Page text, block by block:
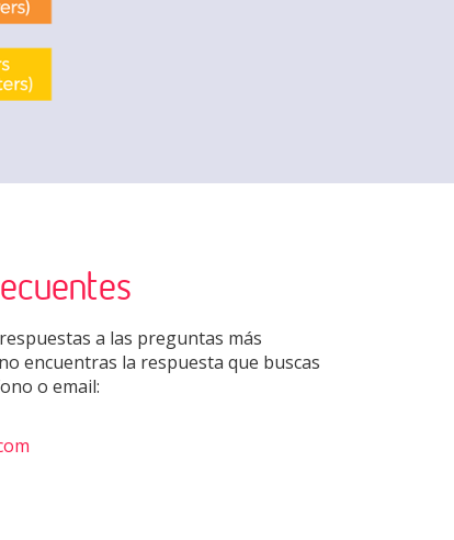
a las preguntas más
encuentras la respuesta que buscas
o email: